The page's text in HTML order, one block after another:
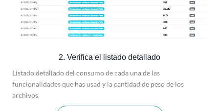
2. Verifica el listado detallado
Listado detallado del consumo de cada una de las
funcionalidades que has usad y la cantidad de peso de los
archivos.